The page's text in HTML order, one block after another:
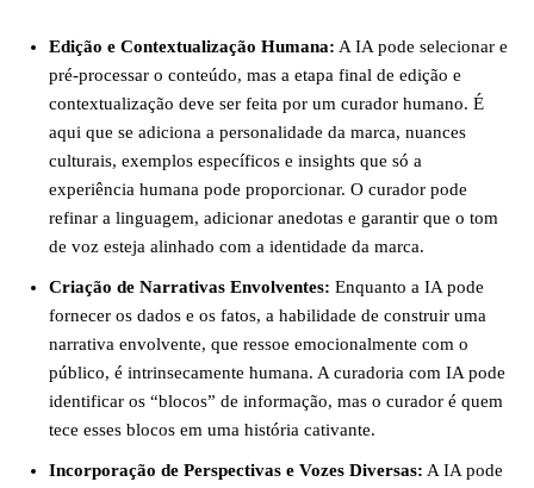
Edição e Contextualização Humana: A IA pode selecionar e
pré-processar o conteúdo, mas a etapa final de edição e
contextualização deve ser feita por um curador humano. É
aqui que se adiciona a personalidade da marca, nuances
culturais, exemplos específicos e insights que só a
experiência humana pode proporcionar. O curador pode
refinar a linguagem, adicionar anedotas e garantir que o tom
de voz esteja alinhado com a identidade da marca.
Criação de Narrativas Envolventes: Enquanto a IA pode
fornecer os dados e os fatos, a habilidade de construir uma
narrativa envolvente, que ressoe emocionalmente com o
público, é intrinsecamente humana. A curadoria com IA pode
identificar os “blocos” de informação, mas o curador é quem
tece esses blocos em uma história cativante.
Incorporação de Perspectivas e Vozes Diversas: A IA pode